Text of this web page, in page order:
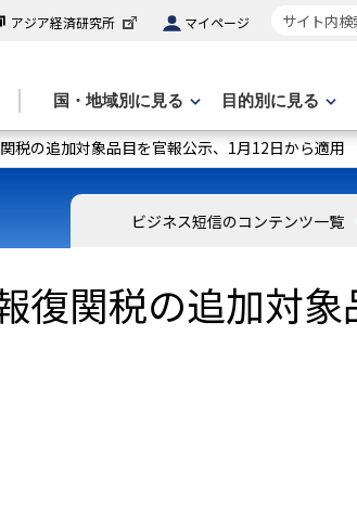
アジア経済研究所 マイページ サイト内
国・地域別に見る 目的別に見る
税の追加対象品目を官報公示、1月12日から適用
ビジネス短信のコンテンツ一覧
復関税の追加対象